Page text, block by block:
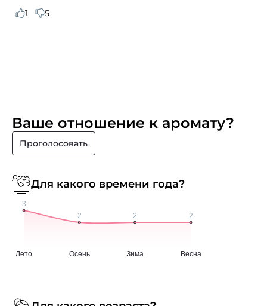
1 5
Ваше отношение к аромату?
Проголосовать
Для какого времени года?